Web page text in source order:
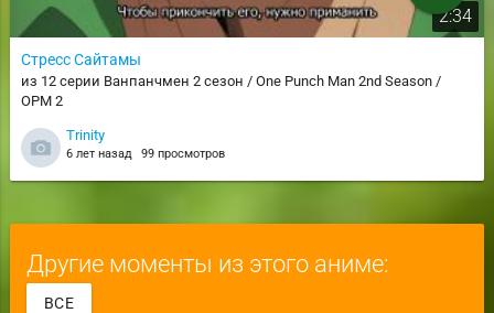
2:34
Стресс Сайтамы
из 12 серии Ванпанчмен 2 сезон / One Punch Man 2nd Season /
OPM 2
Trinity
6 лет назад 99 просмотров
Другие моменты из этого аниме:
ВСЕ